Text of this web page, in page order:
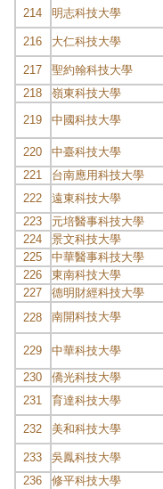
214
明志科技大學
216 大仁科技大學
217
聖約翰科技大學
218
嶺東科技大學
219
中國科技大學
220
中臺科技大學
221
台南應用科技大學
222
遠東科技大學
223
元培醫事科技大學
224
景文科技大學
225
中華醫事科技大學
226
東南科技大學
227
德明財經科技大學
228
南開科技大學
229
中華科技大學
230
僑光科技大學
231
育達科技大學
232 美和科技大學
233
吳鳳科技大學
236
修平科技大學